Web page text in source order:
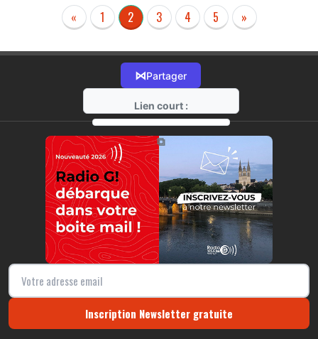
« 1 2 3 4 5 »
⋈Partager
Lien court :
https://radio-g.fr?r49
⧉
Inscription Newsletter gratuite